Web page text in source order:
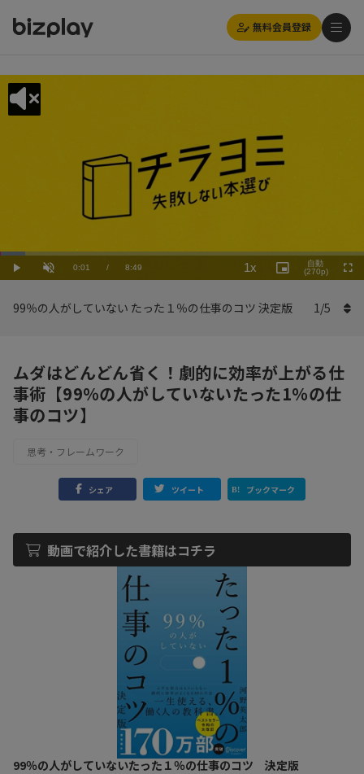
無料会員登録
Play UnmuteCurrent
0:01 / Duration
8:49
Loaded:
6.81%
1x
Rate
Picture-
in-
自動
(270p)
99％の人がしていない たった１％の仕事のコツ 決定版 1/5
ムダはどんどん省く！劇的に効率が上がる仕
事術【99％の人がしていないたった1％の仕
事のコツ】
思考・フレームワーク
シェア ツイート ブックマーク
動画で紹介した書籍はコチラ
99％の人がしていないたった１％の仕事のコツ 決定版